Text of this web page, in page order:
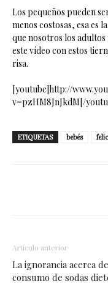
Los pequeños pueden
menos costosas, esa es
que nosotros los
este vídeo con estos
risa.
[youtube]http://
v=pzHM8JnJkdM[/
ETIQUETAS bebés
Artículo anterior
La ignorancia acerca
consumo de sodas